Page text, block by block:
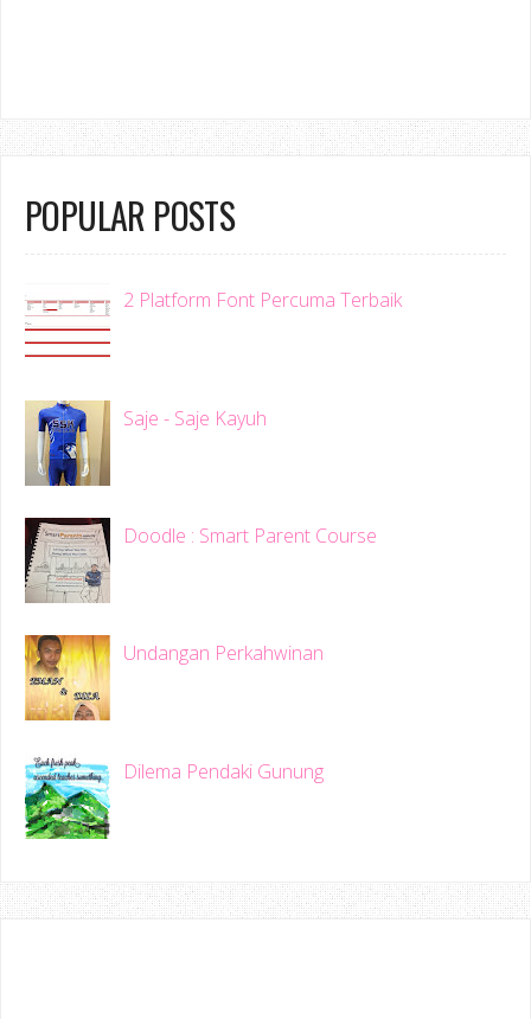
POPULAR POSTS
2 Platform Font Percuma Terbaik
Saje - Saje Kayuh
Doodle : Smart Parent Course
Undangan Perkahwinan
Dilema Pendaki Gunung